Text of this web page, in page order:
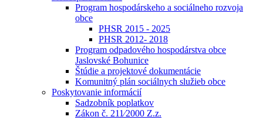
Program hospodárskeho a sociálneho rozvoja
obce
PHSR 2015 - 2025
PHSR 2012- 2018
Program odpadového hospodárstva obce
Jaslovské Bohunice
Štúdie a projektové dokumentácie
Komunitný plán sociálnych služieb obce
Poskytovanie informácií
Sadzobník poplatkov
Zákon č. 211⁄2000 Z.z.